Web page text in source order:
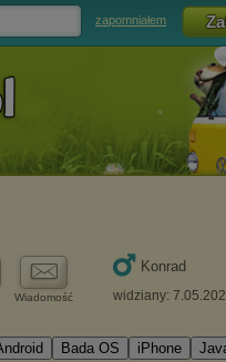
zapomniałem
Wiadomość
Konrad
widziany: